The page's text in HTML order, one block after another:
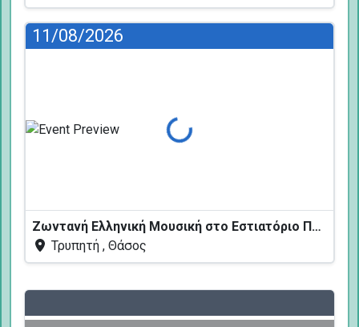
11/08/2026
Φόρτωση...
Ζωντανή Ελληνική Μουσική στο Εστιατόριο Πεύκων
Τρυπητή , Θάσος